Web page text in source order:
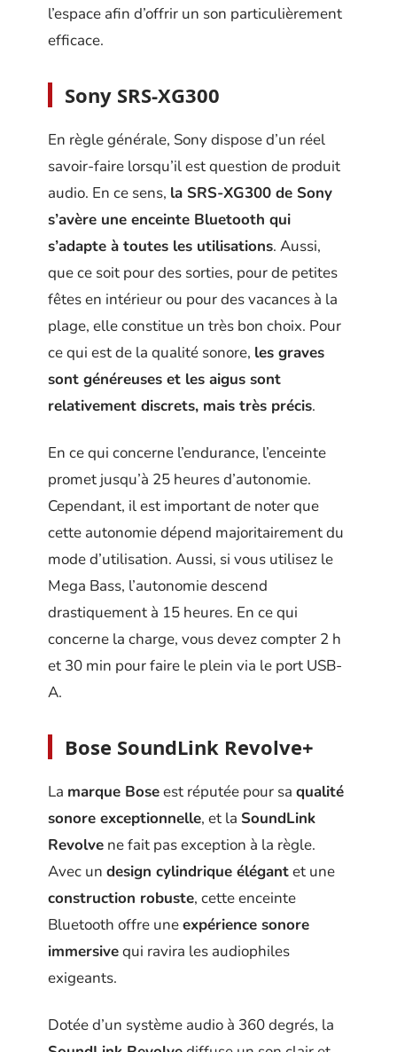
l’espace afin d’offrir un son particulièrement
efficace.
Sony SRS-XG300
En règle générale, Sony dispose d’un réel
savoir-faire lorsqu’il est question de produit
audio. En ce sens, la SRS-XG300 de Sony
s’avère une enceinte Bluetooth qui
s’adapte à toutes les utilisations. Aussi,
que ce soit pour des sorties, pour de petites
fêtes en intérieur ou pour des vacances à la
plage, elle constitue un très bon choix. Pour
ce qui est de la qualité sonore, les graves
sont généreuses et les aigus sont
relativement discrets, mais très précis.
En ce qui concerne l’endurance, l’enceinte
promet jusqu’à 25 heures d’autonomie.
Cependant, il est important de noter que
cette autonomie dépend majoritairement du
mode d’utilisation. Aussi, si vous utilisez le
Mega Bass, l’autonomie descend
drastiquement à 15 heures. En ce qui
concerne la charge, vous devez compter 2 h
et 30 min pour faire le plein via le port USB-
A.
Bose SoundLink Revolve+
La marque Boseest réputée pour sa qualité
sonore exceptionnelle, et la SoundLink
Revolve ne fait pas exception à la règle.
Avec un design cylindrique élégantet une
construction robuste, cette enceinte
Bluetooth offre uneexpérience sonore
immersivequi ravira les audiophiles
exigeants.
Dotée d’un système audio à 360 degrés, la